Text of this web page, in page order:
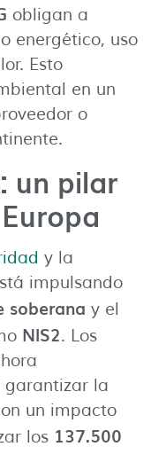
obligan a
energético, uso
Esto
en un
o
un pilar
y la
impulsando
soberana y el
NIS2. Los
garantizar la
un impacto
los 137.500